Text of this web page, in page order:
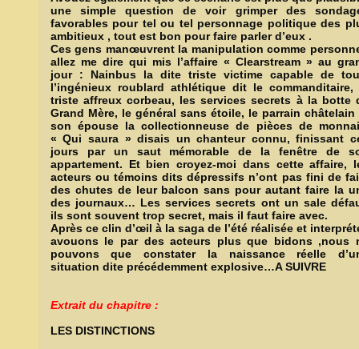
une simple question de voir grimper des
favorables pour tel ou tel personnage politique des
ambitieux , tout est bon pour faire parler d’eux .
Ces gens manœuvrent la manipulation comme
allez me dire qui mis l’affaire « Clearstream » au
jour : Nainbus la dite triste victime capable de
l’ingénieux roublard athlétique dit le commanditaire,
triste affreux corbeau, les services secrets à la botte
Grand Mère, le général sans étoile, le parrain châtelain
son épouse la collectionneuse de pièces de
« Qui saura » disais un chanteur connu, finissant
jours par un saut mémorable de la fenêtre de
appartement. Et bien croyez-moi dans cette affaire,
acteurs ou témoins dits dépressifs n’ont pas fini de
des chutes de leur balcon sans pour autant faire la
des journaux… Les services secrets ont un sale
ils sont souvent trop secret, mais il faut faire avec.
Après ce clin d’œil à la saga de l’été réalisée et
avouons le par des acteurs plus que bidons ,nous
pouvons que constater la naissance réelle
situation dite précédemment explosive…A SUIVRE
Extrait du chapitre :
LES DISTINCTIONS